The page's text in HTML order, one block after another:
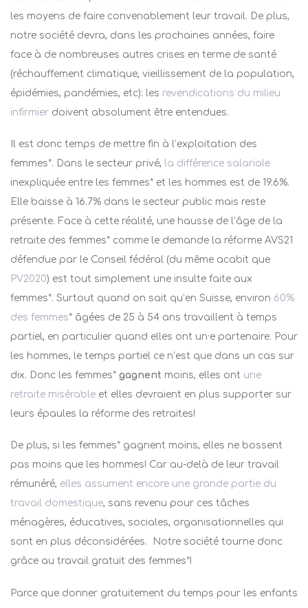
les moyens de faire convenablement leur travail. De plus,
notre société devra, dans les prochaines années, faire
face à de nombreuses autres crises en terme de santé
(réchauffement climatique, vieillissement de la population,
épidémies, pandémies, etc): les revendications du milieu
infirmier doivent absolument être entendues.
Il est donc temps de mettre fin à l’exploitation des
femmes*. Dans le secteur privé, la différence salariale
inexpliquée entre les femmes* et les hommes est de 19.6%.
Elle baisse à 16.7% dans le secteur public mais reste
présente. Face à cette réalité, une hausse de l’âge de la
retraite des femmes* comme le demande la réforme AVS21
défendue par le Conseil fédéral (du même acabit que
PV2020) est tout simplement une insulte faite aux
femmes*. Surtout quand on sait qu’en Suisse, environ 60%
des femmes* âgées de 25 à 54 ans travaillent à temps
partiel, en particulier quand elles ont un·e partenaire. Pour
les hommes, le temps partiel ce n’est que dans un cas sur
dix. Donc les femmes* gagnent moins, elles ont une
retraite misérable et elles devraient en plus supporter sur
leurs épaules la réforme des retraites!
De plus, si les femmes* gagnent moins, elles ne bossent
pas moins que les hommes! Car au-delà de leur travail
rémunéré, elles assument encore une grande partie du
travail domestique, sans revenu pour ces tâches
ménagères, éducatives, sociales, organisationnelles qui
sont en plus déconsidérées. Notre société tourne donc
grâce au travail gratuit des femmes*!
Parce que donner gratuitement du temps pour les enfants